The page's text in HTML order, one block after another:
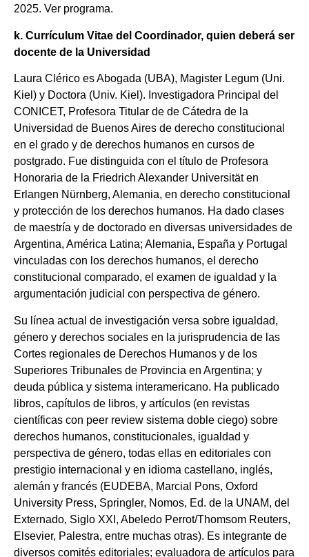
2025. Ver programa.
k. Currículum Vitae del Coordinador, quien deberá ser
docente de la Universidad
Laura Clérico es Abogada (UBA), Magister Legum (Uni.
Kiel) y Doctora (Univ. Kiel). Investigadora Principal del
CONICET, Profesora Titular de de Cátedra de la
Universidad de Buenos Aires de derecho constitucional
en el grado y de derechos humanos en cursos de
postgrado. Fue distinguida con el título de Profesora
Honoraria de la Friedrich Alexander Universität en
Erlangen Nürnberg, Alemania, en derecho constitucional
y protección de los derechos humanos. Ha dado clases
de maestría y de doctorado en diversas universidades de
Argentina, América Latina; Alemania, España y Portugal
vinculadas con los derechos humanos, el derecho
constitucional comparado, el examen de igualdad y la
argumentación judicial con perspectiva de género.
Su línea actual de investigación versa sobre igualdad,
género y derechos sociales en la jurisprudencia de las
Cortes regionales de Derechos Humanos y de los
Superiores Tribunales de Provincia en Argentina; y
deuda pública y sistema interamericano. Ha publicado
libros, capítulos de libros, y artículos (en revistas
científicas con peer review sistema doble ciego) sobre
derechos humanos, constitucionales, igualdad y
perspectiva de género, todas ellas en editoriales con
prestigio internacional y en idioma castellano, inglés,
alemán y francés (EUDEBA, Marcial Pons, Oxford
University Press, Springler, Nomos, Ed. de la UNAM, del
Externado, Siglo XXI, Abeledo Perrot/Thomsom Reuters,
Elsevier, Palestra, entre muchas otras). Es integrante de
diversos comités editoriales; evaluadora de artículos para